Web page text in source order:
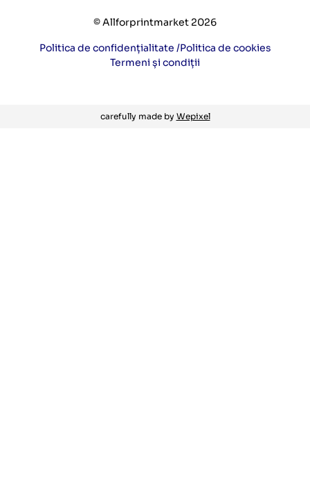
© Allforprintmarket 2026
Politica de confidențialitate /Politica de cookies
Termeni și condiții
carefully made by Wepixel